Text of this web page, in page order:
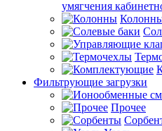
умягчения
Фильтрующие загрузки
Прочее